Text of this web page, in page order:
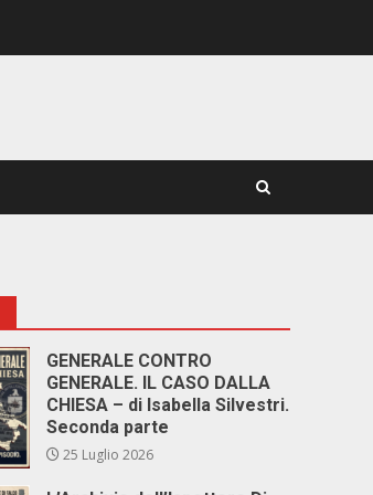
GENERALE CONTRO
GENERALE. IL CASO DALLA
CHIESA – di Isabella Silvestri.
Seconda parte
25 Luglio 2026